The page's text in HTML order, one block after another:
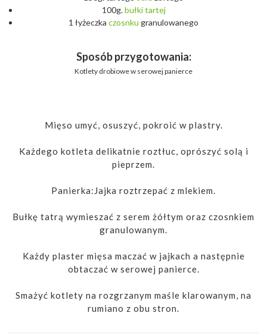
100g.bułki tartej
1 łyżeczka czosnku granulowanego
Sposób przygotowania:
Kotlety drobiowe w serowej panierce
Mięso umyć, osuszyć, pokroić w plastry.
Każdego kotleta delikatnie roztłuc, oprószyć solą i
pieprzem.
Panierka:Jajka roztrzepać z mlekiem.
Bułkę tatrą wymieszać z serem żółtym oraz czosnkiem
granulowanym.
Każdy plaster mięsa maczać w jajkach a następnie
obtaczać w serowej panierce.
Smażyć kotlety na rozgrzanym maśle klarowanym, na
rumiano z obu stron.